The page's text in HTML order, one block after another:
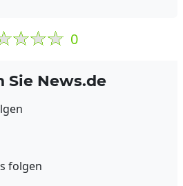
0
Sie News.de
folgen